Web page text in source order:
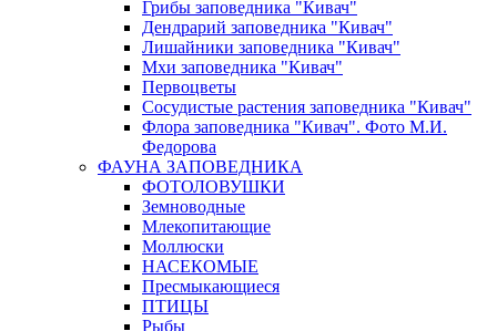
Грибы заповедника "Кивач"
Дендрарий заповедника "Кивач"
Лишайники заповедника "Кивач"
Мхи заповедника "Кивач"
Первоцветы
Сосудистые растения заповедника "Кивач"
Флора заповедника "Кивач". Фото М.И.
Федорова
ФАУНА ЗАПОВЕДНИКА
ФОТОЛОВУШКИ
Земноводные
Млекопитающие
Моллюски
НАСЕКОМЫЕ
Пресмыкающиеся
ПТИЦЫ
Рыбы